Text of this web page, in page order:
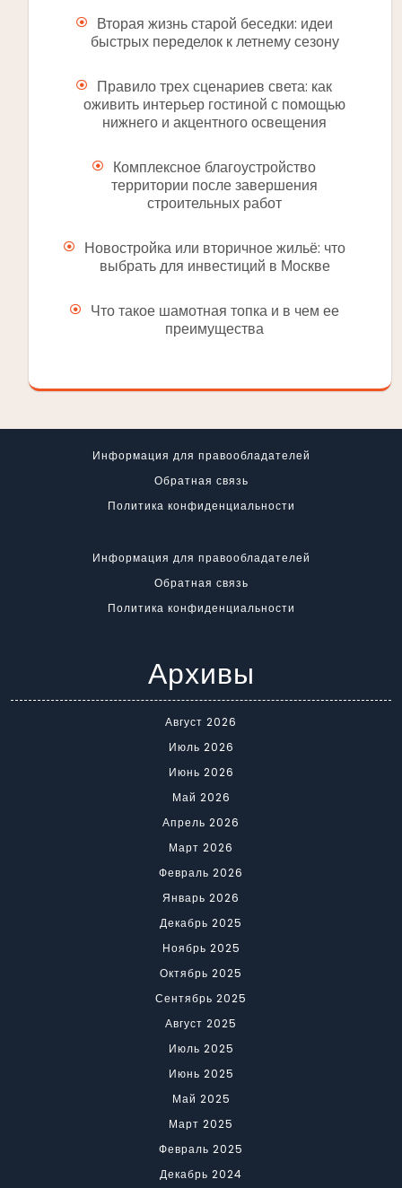
Вторая жизнь старой беседки: идеи
быстрых переделок к летнему сезону
Правило трех сценариев света: как
оживить интерьер гостиной с помощью
нижнего и акцентного освещения
Комплексное благоустройство
территории после завершения
строительных работ
Новостройка или вторичное жильё: что
выбрать для инвестиций в Москве
Что такое шамотная топка и в чем ее
преимущества
Информация для правообладателей
Обратная связь
Политика конфиденциальности
Информация для правообладателей
Обратная связь
Политика конфиденциальности
Архивы
Август 2026
Июль 2026
Июнь 2026
Май 2026
Апрель 2026
Март 2026
Февраль 2026
Январь 2026
Декабрь 2025
Ноябрь 2025
Октябрь 2025
Сентябрь 2025
Август 2025
Июль 2025
Июнь 2025
Май 2025
Март 2025
Февраль 2025
Декабрь 2024